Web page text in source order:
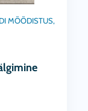
MÕÕDISTUS,